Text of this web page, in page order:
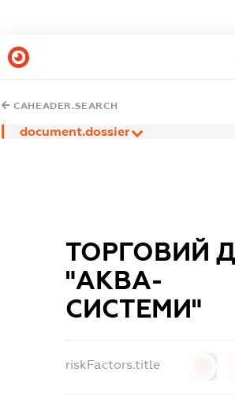
CAHEADER.SEARCH
document.dossier
ТОРГОВИЙ
"АКВА-
СИСТЕМИ"
riskFactors.title